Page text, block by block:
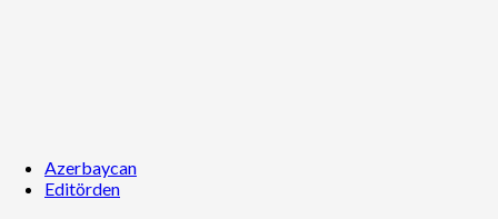
Azerbaycan
Editörden